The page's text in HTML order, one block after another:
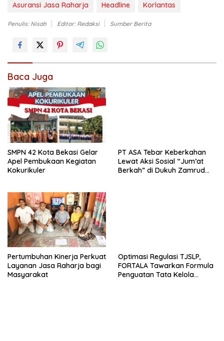
Asuransi Jasa Raharja Headline Korlantas
Penulis: Nisah Editor: Redaksi Sumber Berita
Baca Juga
SMPN 42 Kota Bekasi Gelar
Apel Pembukaan Kegiatan
Kokurikuler
PT ASA Tebar Keberkahan
Lewat Aksi Sosial “Jum’at
Berkah” di Dukuh Zamrud
Pertumbuhan Kinerja Perkuat
Layanan Jasa Raharja bagi
Masyarakat
Optimasi Regulasi TJSLP,
FORTALA Tawarkan Formula
Penguatan Tata Kelola